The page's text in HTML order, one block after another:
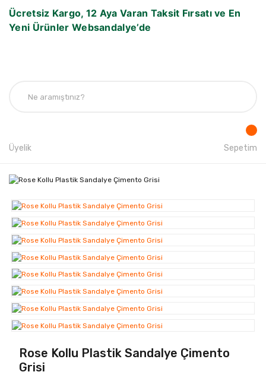
Ücretsiz Kargo, 12 Aya Varan Taksit Fırsatı ve En
Yeni Ürünler Websandalye’de
Üyelik Sepetim
Rose Kollu Plastik Sandalye Çimento
Grisi